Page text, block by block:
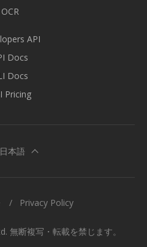
OCR
API
Docs
Docs
Pricing
日本語
断複写・転載を禁じます。
Privacy Policy